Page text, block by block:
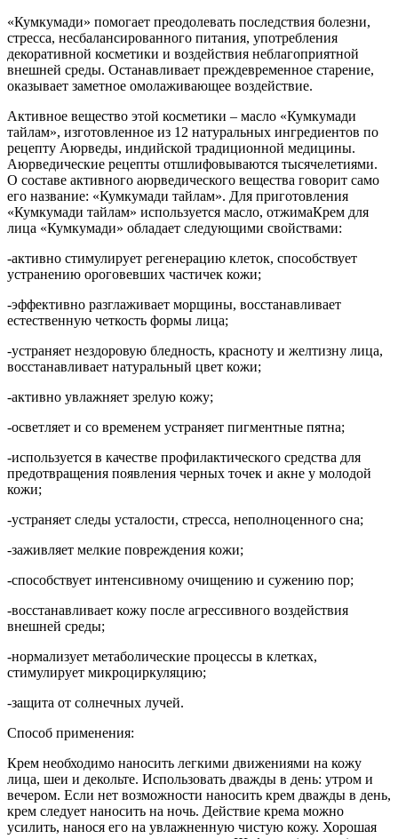
«Кумкумади» помогает преодолевать последствия болезни,
стресса, несбалансированного питания, употребления
декоративной косметики и воздействия неблагоприятной
внешней среды. Останавливает преждевременное старение,
оказывает заметное омолаживающее воздействие.
Активное вещество этой косметики – масло «Кумкумади
тайлам», изготовленное из 12 натуральных ингредиентов по
рецепту Аюрведы, индийской традиционной медицины.
Аюрведические рецепты отшлифовываются тысячелетиями.
О составе активного аюрведического вещества говорит само
его название: «Кумкумади тайлам». Для приготовления
«Кумкумади тайлам» используется масло, отжимаКрем для
лица «Кумкумади» обладает следующими свойствами:
-активно стимулирует регенерацию клеток, способствует
устранению ороговевших частичек кожи;
-эффективно разглаживает морщины, восстанавливает
естественную четкость формы лица;
-устраняет нездоровую бледность, красноту и желтизну лица,
восстанавливает натуральный цвет кожи;
-активно увлажняет зрелую кожу;
-осветляет и со временем устраняет пигментные пятна;
-используется в качестве профилактического средства для
предотвращения появления черных точек и акне у молодой
кожи;
-устраняет следы усталости, стресса, неполноценного сна;
-заживляет мелкие повреждения кожи;
-способствует интенсивному очищению и сужению пор;
-восстанавливает кожу после агрессивного воздействия
внешней среды;
-нормализует метаболические процессы в клетках,
стимулирует микроциркуляцию;
-защита от солнечных лучей.
Способ применения:
Крем необходимо наносить легкими движениями на кожу
лица, шеи и декольте. Использовать дважды в день: утром и
вечером. Если нет возможности наносить крем дважды в день,
крем следует наносить на ночь. Действие крема можно
усилить, нанося его на увлажненную чистую кожу. Хорошая